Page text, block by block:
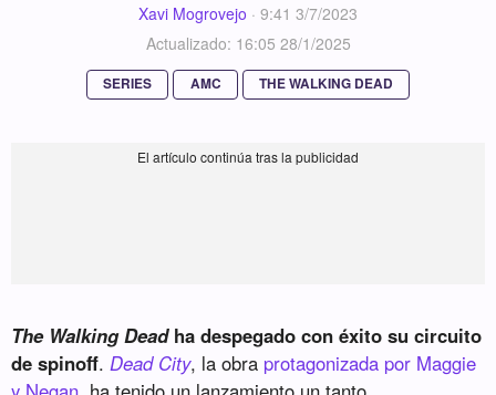
Xavi Mogrovejo · 9:41 3/7/2023
Actualizado: 16:05 28/1/2025
SERIES AMC THE WALKING DEAD
The Walking Deadha despegado con éxito su circuito
de spinoff. Dead City, la obra protagonizada por Maggie